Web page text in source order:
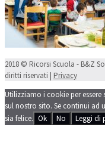
2018 © Ricorsi Scuola - B&Z
diritti riservati | Privacy
Utilizziamo i cookie per essere
sul nostro sito. Se continui ad
sia felice. Ok No Leggi di